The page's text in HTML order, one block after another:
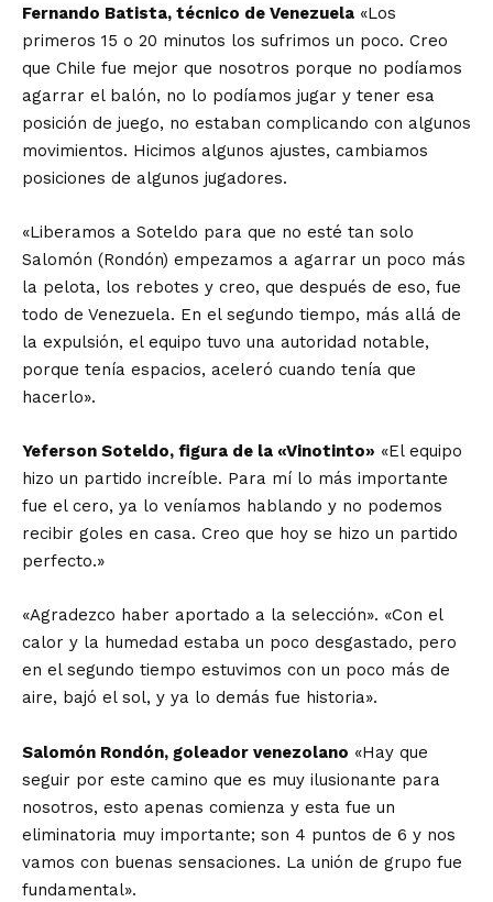
Fernando Batista, técnico de Venezuela «Los
primeros 15 o 20 minutos los sufrimos un poco. Creo
que Chile fue mejor que nosotros porque no podíamos
agarrar el balón, no lo podíamos jugar y tener esa
posición de juego, no estaban complicando con algunos
movimientos. Hicimos algunos ajustes, cambiamos
posiciones de algunos jugadores.
«Liberamos a Soteldo para que no esté tan solo
Salomón (Rondón) empezamos a agarrar un poco más
la pelota, los rebotes y creo, que después de eso, fue
todo de Venezuela. En el segundo tiempo, más allá de
la expulsión, el equipo tuvo una autoridad notable,
porque tenía espacios, aceleró cuando tenía que
hacerlo».
Yeferson Soteldo, figura de la «Vinotinto» «El equipo
hizo un partido increíble. Para mí lo más importante
fue el cero, ya lo veníamos hablando y no podemos
recibir goles en casa. Creo que hoy se hizo un partido
perfecto.»
«Agradezco haber aportado a la selección». «Con el
calor y la humedad estaba un poco desgastado, pero
en el segundo tiempo estuvimos con un poco más de
aire, bajó el sol, y ya lo demás fue historia».
Salomón Rondón, goleador venezolano «Hay que
seguir por este camino que es muy ilusionante para
nosotros, esto apenas comienza y esta fue un
eliminatoria muy importante; son 4 puntos de 6 y nos
vamos con buenas sensaciones. La unión de grupo fue
fundamental».